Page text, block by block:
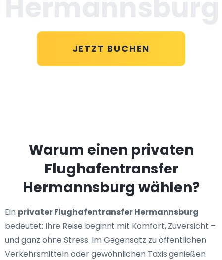
JETZT BUCHEN
Warum einen privaten
Flughafentransfer
Hermannsburg wählen?
Ein privater Flughafentransfer Hermannsburg
bedeutet: Ihre Reise beginnt mit Komfort, Zuversicht –
und ganz ohne Stress. Im Gegensatz zu öffentlichen
Verkehrsmitteln oder gewöhnlichen Taxis genießen